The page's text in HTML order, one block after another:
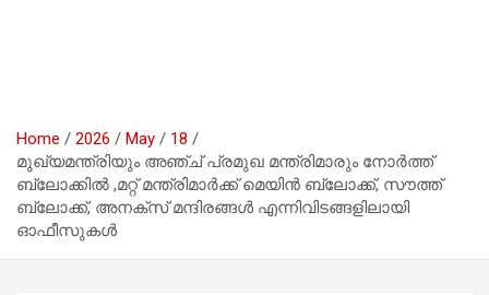
Home 2026 May
18
മുഖ്യമന്ത്രിയും അഞ്ച് പ്രമുഖ മന്ത്രിമാരും നോർത്ത്
ബ്ലോക്കിൽ ,മറ്റ് മന്ത്രിമാർക്ക് മെയിൻ ബ്ലോക്ക്, സൗത്ത്
ബ്ലോക്ക്, അനക്സ് മന്ദിരങ്ങൾ എന്നിവിടങ്ങളിലായി
ഓഫീസുകൾ